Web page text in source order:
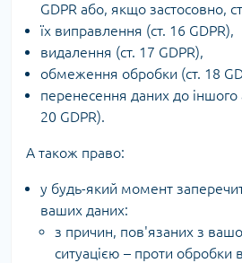
GDPR або, якщо застосовно,
їх виправлення (ст. 16 GDPR),
видалення (ст. 17 GDPR),
обмеження обробки (ст. 18
перенесення даних до іншого
20 GDPR).
А також право:
у будь-який момент
ваших даних:
з причин, пов'язаних з
ситуацією – проти обробки